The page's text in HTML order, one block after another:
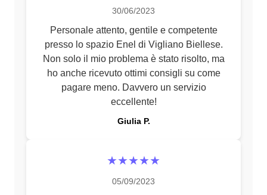
30/06/2023
Personale attento, gentile e competente
presso lo spazio Enel di Vigliano Biellese.
Non solo il mio problema è stato risolto, ma
ho anche ricevuto ottimi consigli su come
pagare meno. Davvero un servizio
eccellente!
Giulia P.
★★★★★
05/09/2023